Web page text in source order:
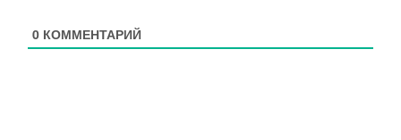
0 КОММЕНТАРИЙ